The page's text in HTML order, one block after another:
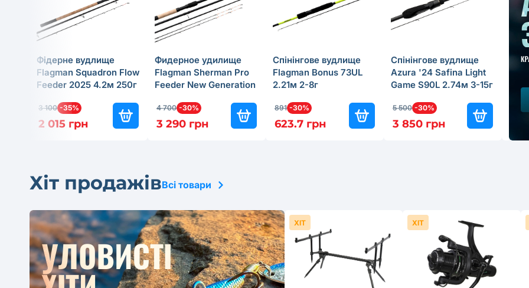
Cпінінговe вудлище
Azura '24 Safina Light
Game S90L 2.74м 3-15г
5 500 -30%
3 850 грн
Cпінінговe вудлище
Flagman Bonus 73UL
2.21м 2-8г
891 -30%
623.7 грн
Фидерное удилище
Flagman Sherman Pro
Feeder New Generation
4 700 -30%
3 290 грн
Фідерне вудлище
Flagman Squadron Flow
Feeder 2025 4.2м 250г
3 100 -35%
2 015 грн
Хіт продажівВсі товари
ХІТ ХІТ